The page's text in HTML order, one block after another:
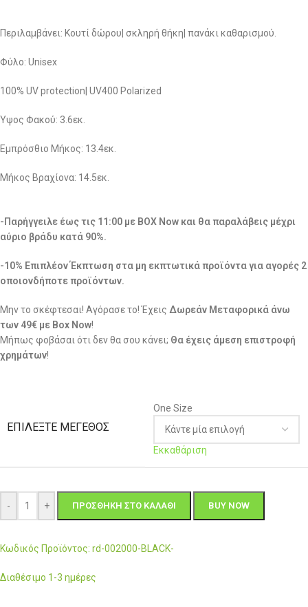
Περιλαμβάνει: Κουτί δώρου| σκληρή θήκη| πανάκι καθαρισμού.
Φύλο: Unisex
100% UV protection| UV400 Polarized
Ύψος Φακού: 3.6εκ.
Eμπρόσθιο Μήκος: 13.4εκ.
Μήκος Βραχίονα: 14.5εκ.
-Παρήγγειλε έως τις 11:00 με BOX Now και θα παραλάβεις μέχρι
αύριο βράδυ κατά 90%.
-10% Επιπλέον Έκπτωση στα μη εκπτωτικά προϊόντα για αγορές 2
οποιονδήποτε προϊόντων.
Μην το σκέφτεσαι! Αγόρασε το! Έχεις Δωρεάν Μεταφορικά άνω
των 49€ με Box Now!
Μήπως φοβάσαι ότι δεν θα σου κάνει; Θα έχεις άμεση επιστροφή
χρημάτων!
ΕΠΙΛΈΞΤΕ ΜΈΓΕΘΟΣ
One Size
Εκκαθάριση
- + ΠΡΟΣΘΉΚΗ ΣΤΟ ΚΑΛΆΘΙ BUY NOW
Κωδικός Προϊόντος: rd-002000-BLACK-
Διαθέσιμο 1-3 ημέρες